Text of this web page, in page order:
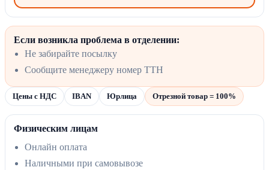
Если возникла проблема в отделении:
Не забирайте посылку
Сообщите менеджеру номер ТТН
Цены с НДС IBAN Юрлица Отрезной товар = 100%
Физическим лицам
Онлайн оплата
Наличными при самовывозе